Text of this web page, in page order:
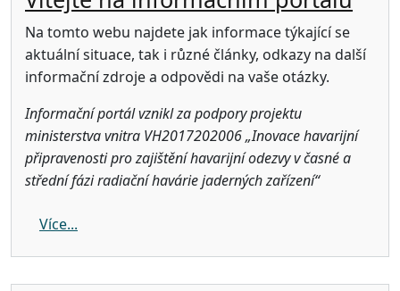
Na tomto webu najdete jak informace týkající se
aktuální situace, tak i různé články, odkazy na další
informační zdroje a odpovědi na vaše otázky.
Informační portál vznikl za podpory projektu
ministerstva vnitra VH2017202006 „Inovace havarijní
připravenosti pro zajištění havarijní odezvy v časné a
střední fázi radiační havárie jaderných zařízení“
Více...